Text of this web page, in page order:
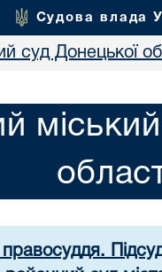
Судова влада
суд Донецької